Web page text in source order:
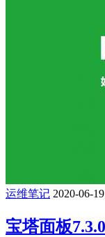
运维笔记 2020-06-19
宝塔面板